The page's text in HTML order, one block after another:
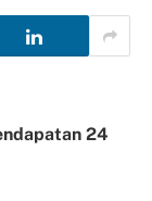
24